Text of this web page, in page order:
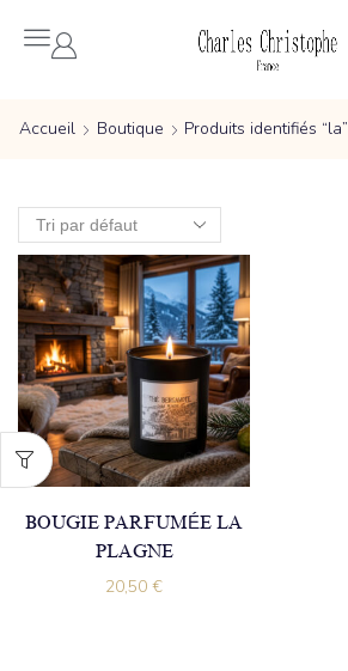
Accueil Boutique Produits identifiés “la”
BOUGIE PARFUMÉE LA
PLAGNE
20,50 €